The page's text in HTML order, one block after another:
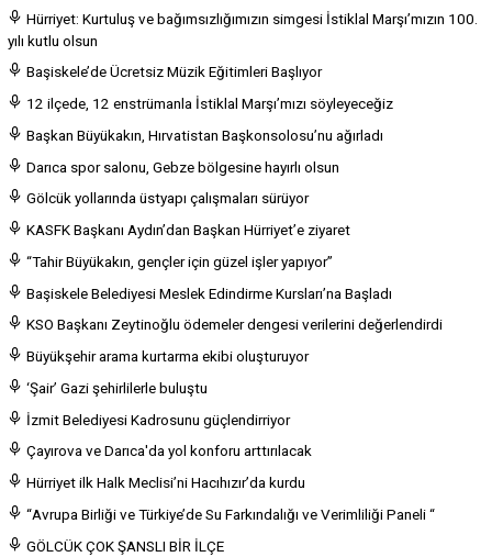
Hürriyet: Kurtuluş ve bağımsızlığımızın simgesi İstiklal Marşı’mızın 100.
yılı kutlu olsun
Başiskele’de Ücretsiz Müzik Eğitimleri Başlıyor
12 ilçede, 12 enstrümanla İstiklal Marşı’mızı söyleyeceğiz
Başkan Büyükakın, Hırvatistan Başkonsolosu’nu ağırladı
Darıca spor salonu, Gebze bölgesine hayırlı olsun
Gölcük yollarında üstyapı çalışmaları sürüyor
KASFK Başkanı Aydın’dan Başkan Hürriyet’e ziyaret
“Tahir Büyükakın, gençler için güzel işler yapıyor”
Başiskele Belediyesi Meslek Edindirme Kursları’na Başladı
KSO Başkanı Zeytinoğlu ödemeler dengesi verilerini değerlendirdi
Büyükşehir arama kurtarma ekibi oluşturuyor
‘Şair’ Gazi şehirlilerle buluştu
İzmit Belediyesi Kadrosunu güçlendirriyor
Çayırova ve Darıca'da yol konforu arttırılacak
Hürriyet ilk Halk Meclisi’ni Hacıhızır’da kurdu
“Avrupa Birliği ve Türkiye’de Su Farkındalığı ve Verimliliği Paneli “
GÖLCÜK ÇOK ŞANSLI BİR İLÇE